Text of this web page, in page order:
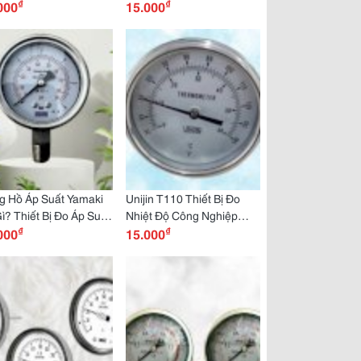
Sản Xuất Mua
₫
Chọn Hàng Đầu? Mua
15.000₫
Hồ Áp Suất Yamaki
Thiết Bị Đo Áp Suất
Nhật Cho Hệ
₫
Unijin T110 Thiết Bị Đo
Nhiệt Độ Công Nghiệp
Được Ưa Chuộng Hiện
15.000₫